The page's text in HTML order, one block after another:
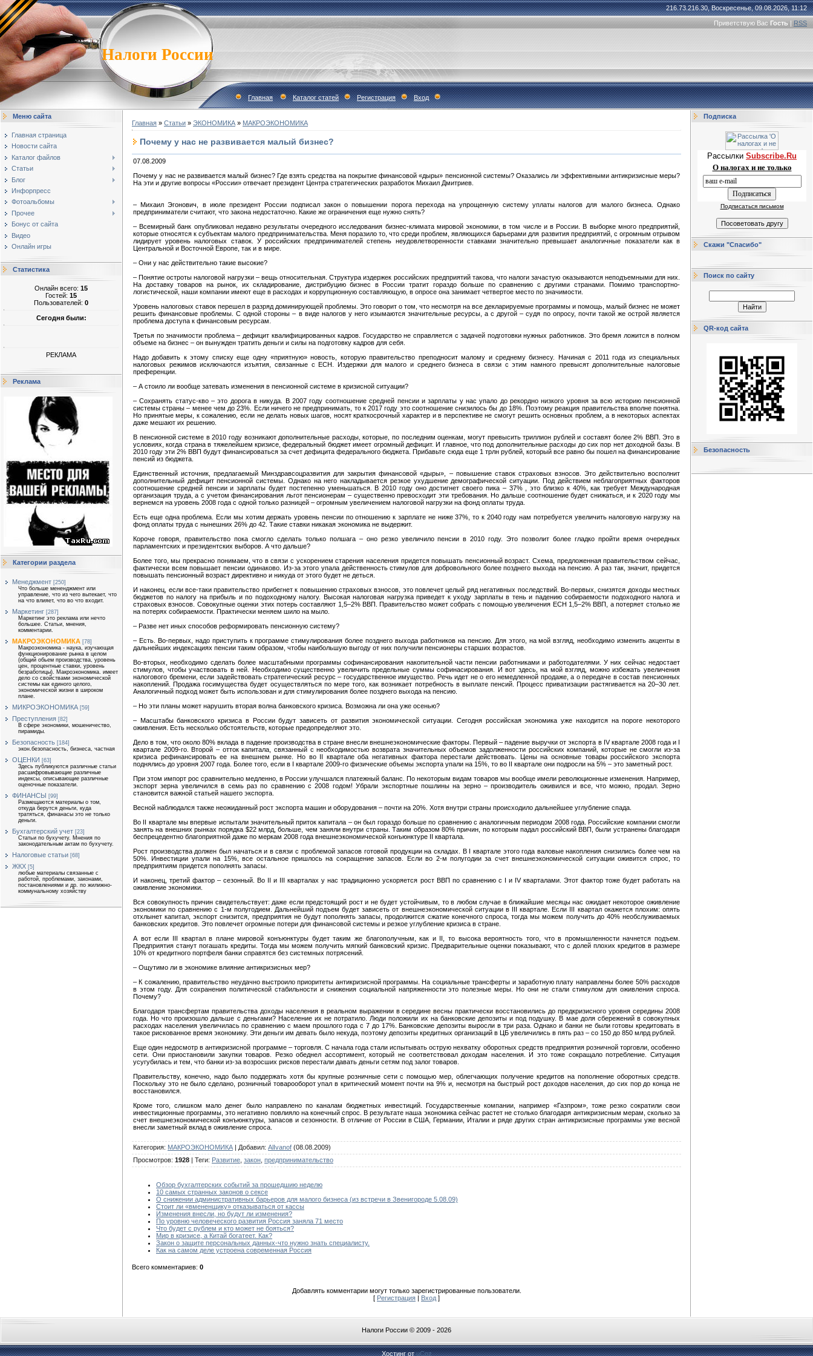
Налоги России
216.73.216.30, Воскресенье, 09.08.2026, 11:12
Приветствую Вас Гость | RSS
Главная Каталог статей Регистрация Вход
Меню сайта
Главная страница
Новости сайта
Каталог файлов
Статьи
Блог
Инфорпресс
Фотоальбомы
Прочее
Бонус от сайта
Видео
Онлайн игры
Статистика
Онлайн всего: 15
Гостей: 15
Пользователей: 0
Сегодня были:
РЕКЛАМА
Реклама
Категории раздела
Менеджмент [250]
Что больше мененджмент или
управление, что из чего вытекает, что
на что влияет, что во что входит.
Маркетинг [287]
Маркетинг это реклама или нечто
большее. Статьи, мнения,
комментарии.
МАКРОЭКОНОМИКА [78]
Макроэкономика - наука, изучающая
функционирование рынка в целом
(общий обьем производства, уровень
цен, процентные ставки, уровень
безработицы). Макроэкономика. имеет
дело со свойствами экономической
системы как единого целого,
экономической жизни в широком
плане.
МИКРОЭКОНОМИКА [59]
Преступления [82]
В сфере экономики, мошеничество,
пирамиды.
Безопасность [184]
экон.безопасность, бизнеса, частная
ОЦЕНКИ [63]
Здесь публикуются различные статьи
расшифровывающие различные
индексы, описывающие различные
оценочные показатели.
ФИНАНСЫ [99]
Размещаются материалы о том,
откуда берутся деньги, куда
тратяться, финанасы это не только
деньги.
Бухгалтерский учет [23]
Статьи по бухучету. Мнения по
законодательным актам по бухучету.
Налоговые статьи [68]
ЖКХ [5]
любые материалы связанные с
работой, проблемами, законами,
постановлениями и др. по жилижно-
коммунальному хозяйству
Главная » Статьи » ЭКОНОМИКА » МАКРОЭКОНОМИКА
Почему у нас не развивается малый бизнес?
07.08.2009
Почему у нас не развивается малый бизнес? Где взять средства на покрытие финансовой «дыры» пенсионной системы? Оказались ли эффективными антикризисные меры?
На эти и другие вопросы «России» отвечает президент Центра стратегических разработок Михаил Дмитриев.
– Михаил Эгонович, в июле президент России подписал закон о повышении порога перехода на упрощенную систему уплаты налогов для малого бизнеса. Однако
предприниматели считают, что закона недостаточно. Какие же ограничения еще нужно снять?
– Всемирный банк опубликовал недавно результаты очередного исследования бизнес-климата мировой экономики, в том числе и в России. В выборке много предприятий,
которые относятся к субъектам малого предпринимательства. Меня поразило то, что среди проблем, являющихся барьерами для развития предприятий, с огромным отрывом
лидирует уровень налоговых ставок. У российских предпринимателей степень неудовлетворенности ставками значительно превышает аналогичные показатели как в
Центральной и Восточной Европе, так и в мире.
– Они у нас действительно такие высокие?
– Понятие остроты налоговой нагрузки – вещь относительная. Структура издержек российских предприятий такова, что налоги зачастую оказываются неподъемными для них.
На доставку товаров на рынок, их складирование, дистрибуцию бизнес в России тратит гораздо больше по сравнению с другими странами. Помимо транспортно-
логистической, наши компании имеют еще в расходах и коррупционную составляющую, в опросе она занимает четвертое место по значимости.
Уровень налоговых ставок перешел в разряд доминирующей проблемы. Это говорит о том, что несмотря на все декларируемые программы и помощь, малый бизнес не может
решить финансовые проблемы. С одной стороны – в виде налогов у него изымаются значительные ресурсы, а с другой – судя по опросу, почти такой же острой является
проблема доступа к финансовым ресурсам.
Третья по значимости проблема – дефицит квалифицированных кадров. Государство не справляется с задачей подготовки нужных работников. Это бремя ложится в полном
объеме на бизнес – он вынужден тратить деньги и силы на подготовку кадров для себя.
Надо добавить к этому списку еще одну «приятную» новость, которую правительство преподносит малому и среднему бизнесу. Начиная с 2011 года из специальных
налоговых режимов исключаются изъятия, связанные с ЕСН. Издержки для малого и среднего бизнеса в связи с этим намного превысят дополнительные налоговые
преференции.
– А стоило ли вообще затевать изменения в пенсионной системе в кризисной ситуации?
– Сохранять статус-кво – это дорога в никуда. В 2007 году соотношение средней пенсии и зарплаты у нас упало до рекордно низкого уровня за всю историю пенсионной
системы страны – менее чем до 23%. Если ничего не предпринимать, то к 2017 году это соотношение снизилось бы до 18%. Поэтому реакция правительства вполне понятна.
Но принятые меры, к сожалению, если не делать новых шагов, носят краткосрочный характер и в перспективе не смогут решить основных проблем, а в некоторых аспектах
даже мешают их решению.
В пенсионной системе в 2010 году возникают дополнительные расходы, которые, по последним оценкам, могут превысить триллион рублей и составят более 2% ВВП. Это в
условиях, когда страна в тяжелейшем кризисе, федеральный бюджет имеет огромный дефицит. И главное, что под дополнительные расходы до сих пор нет доходной базы. В
2010 году эти 2% ВВП будут финансироваться за счет дефицита федерального бюджета. Прибавьте сюда еще 1 трлн рублей, который все равно бы пошел на финансирование
пенсий из бюджета.
Единственный источник, предлагаемый Минздравсоцразвития для закрытия финансовой «дыры», – повышение ставок страховых взносов. Это действительно восполнит
дополнительный дефицит пенсионной системы. Однако на него накладывается резкое ухудшение демографической ситуации. Под действием неблагоприятных факторов
соотношение средней пенсии и зарплаты будет постепенно уменьшаться. В 2010 году оно достигнет своего пика – 37% , это близко к 40%, как требует Международная
организация труда, а с учетом финансирования льгот пенсионерам – существенно превосходит эти требования. Но дальше соотношение будет снижаться, и к 2020 году мы
вернемся на уровень 2008 года с одной только разницей – огромным увеличением налоговой нагрузки на фонд оплаты труда.
Есть еще одна проблема. Если мы хотим держать уровень пенсии по отношению к зарплате не ниже 37%, то к 2040 году нам потребуется увеличить налоговую нагрузку на
фонд оплаты труда с нынешних 26% до 42. Такие ставки никакая экономика не выдержит.
Короче говоря, правительство пока смогло сделать только полшага – оно резко увеличило пенсии в 2010 году. Это позволит более гладко пройти время очередных
парламентских и президентских выборов. А что дальше?
Более того, мы прекрасно понимаем, что в связи с ускорением старения населения придется повышать пенсионный возраст. Схема, предложенная правительством сейчас,
фактически всем повышает пенсии одинаково. Из-за этого упала действенность стимулов для добровольного более позднего выхода на пенсию. А раз так, значит, придется
повышать пенсионный возраст директивно и никуда от этого будет не деться.
И наконец, если все-таки правительство прибегнет к повышению страховых взносов, это повлечет целый ряд негативных последствий. Во-первых, снизятся доходы местных
бюджетов по налогу на прибыль и по подоходному налогу. Высокая налоговая нагрузка приведет к уходу зарплаты в тень и падению собираемости подоходного налога и
страховых взносов. Совокупные оценки этих потерь составляют 1,5–2% ВВП. Правительство может собрать с помощью увеличения ЕСН 1,5–2% ВВП, а потеряет столько же
на потерях собираемости. Практически меняем шило на мыло.
– Разве нет иных способов реформировать пенсионную систему?
– Есть. Во-первых, надо приступить к программе стимулирования более позднего выхода работников на пенсию. Для этого, на мой взгляд, необходимо изменить акценты в
дальнейших индексациях пенсии таким образом, чтобы наибольшую выгоду от них получили пенсионеры старших возрастов.
Во-вторых, необходимо сделать более масштабными программы софинансирования накопительной части пенсии работниками и работодателями. У них сейчас недостает
стимулов, чтобы участвовать в ней. Необходимо существенно увеличить предельные суммы софинасирования. И вот здесь, на мой взгляд, можно избежать увеличения
налогового бремени, если задействовать стратегический ресурс – государственное имущество. Речь идет не о его немедленной продаже, а о передаче в состав пенсионных
накоплений. Продажа госимущества будет осуществляться по мере того, как возникает потребность в выплате пенсий. Процесс приватизации растягивается на 20–30 лет.
Аналогичный подход может быть использован и для стимулирования более позднего выхода на пенсию.
– Но эти планы может нарушить вторая волна банковского кризиса. Возможна ли она уже осенью?
– Масштабы банковского кризиса в России будут зависеть от развития экономической ситуации. Сегодня российская экономика уже находится на пороге некоторого
оживления. Есть несколько обстоятельств, которые предопределяют это.
Дело в том, что около 80% вклада в падение производства в стране внесли внешнеэкономические факторы. Первый – падение выручки от экспорта в IV квартале 2008 года и I
квартале 2009-го. Второй – отток капитала, связанный с необходимостью возврата значительных объемов задолженности российских компаний, которые не смогли из-за
кризиса рефинансировать ее на внешнем рынке. Но во II квартале оба негативных фактора перестали действовать. Цены на основные товары российского экспорта
поднялись до уровня 2007 года. Более того, если в I квартале 2009-го физические объемы экспорта упали на 15%, то во II квартале они подросли на 5% – это заметный рост.
При этом импорт рос сравнительно медленно, в России улучшался платежный баланс. По некоторым видам товаров мы вообще имели революционные изменения. Например,
экспорт зерна увеличился в семь раз по сравнению с 2008 годом! Убрали экспортные пошлины на зерно – производитель оживился и все, что можно, продал. Зерно
становится важной статьей нашего экспорта.
Весной наблюдался также неожиданный рост экспорта машин и оборудования – почти на 20%. Хотя внутри страны происходило дальнейшее углубление спада.
Во II квартале мы впервые испытали значительный приток капитала – он был гораздо больше по сравнению с аналогичным периодом 2008 года. Российские компании смогли
занять на внешних рынках порядка $22 млрд, больше, чем заняли внутри страны. Таким образом 80% причин, по которым падал российский ВВП, были устранены благодаря
беспрецедентно благоприятной даже по меркам 2008 года внешнеэкономической конъюнктуре II квартала.
Рост производства должен был начаться и в связи с проблемой запасов готовой продукции на складах. В I квартале этого года валовые накопления снизились более чем на
50%. Инвестиции упали на 15%, все остальное пришлось на сокращение запасов. Если во 2-м полугодии за счет внешнеэкономической ситуации оживится спрос, то
предприятиям придется пополнять запасы.
И наконец, третий фактор – сезонный. Во II и III кварталах у нас традиционно ускоряется рост ВВП по сравнению с I и IV кварталами. Этот фактор тоже будет работать на
оживление экономики.
Вся совокупность причин свидетельствует: даже если предстоящий рост и не будет устойчивым, то в любом случае в ближайшие месяцы нас ожидает некоторое оживление
экономики по сравнению с 1-м полугодием. Дальнейший подъем будет зависеть от внешнеэкономической ситуации в III квартале. Если III квартал окажется плохим: опять
отхлынет капитал, экспорт снизится, предприятия не будут пополнять запасы, продолжится сжатие конечного спроса, тогда мы можем получить до 40% необслуживаемых
банковских кредитов. Это повлечет огромные потери для финансовой системы и резкое углубление кризиса в стране.
А вот если III квартал в плане мировой конъюнктуры будет таким же благополучным, как и II, то высока вероятность того, что в промышленности начнется подъем.
Предприятия станут погашать кредиты. Тогда мы можем получить мягкий банковский кризис. Предварительные оценки показывают, что с долей плохих кредитов в размере
10% от кредитного портфеля банки справятся без системных потрясений.
– Ощутимо ли в экономике влияние антикризисных мер?
– К сожалению, правительство неудачно выстроило приоритеты антикризисной программы. На социальные трансферты и заработную плату направлены более 50% расходов
в этом году. Для сохранения политической стабильности и снижения социальной напряженности это полезные меры. Но они не стали стимулом для оживления спроса.
Почему?
Благодаря трансфертам правительства доходы населения в реальном выражении в середине весны практически восстановились до предкризисного уровня середины 2008
года. Но что произошло дальше с деньгами? Население их не потратило. Люди положили их на банковские депозиты и под подушку. В мае доля сбережений в совокупных
расходах населения увеличилась по сравнению с маем прошлого года с 7 до 17%. Банковские депозиты выросли в три раза. Однако и банки не были готовы кредитовать в
такое рискованное время экономику. Эти деньги им девать было некуда, поэтому депозиты кредитных организаций в ЦБ увеличились в пять раз – со 150 до 850 млрд рублей.
Еще один недосмотр в антикризисной программе – торговля. С начала года стали испытывать острую нехватку оборотных средств предприятия розничной торговли, особенно
сети. Они приостановили закупки товаров. Резко обеднел ассортимент, который не соответствовал доходам населения. И это тоже сокращало потребление. Ситуация
усугубилась и тем, что банки из-за возросших рисков перестали давать деньги сетям под залог товаров.
Правительству, конечно, надо было поддержать хотя бы крупные розничные сети с помощью мер, облегчающих получение кредитов на пополнение оборотных средств.
Поскольку это не было сделано, розничный товарооборот упал в критический момент почти на 9% и, несмотря на быстрый рост доходов населения, до сих пор до конца не
восстановился.
Кроме того, слишком мало денег было направлено по каналам бюджетных инвестиций. Государственные компании, например «Газпром», тоже резко сократили свои
инвестиционные программы, это негативно повлияло на конечный спрос. В результате наша экономика сейчас растет не столько благодаря антикризисным мерам, сколько за
счет внешнеэкономической конъюнктуры, запасов и сезонности. В отличие от России в США, Германии, Италии и ряде других стран антикризисные программы уже весной
внесли заметный вклад в оживление спроса.
Категория: МАКРОЭКОНОМИКА | Добавил: AlIvanof (08.08.2009)
Просмотров: 1928 | Теги: Развитие закон предпринимательство
Обзор бухгалтерских событий за прошедшию неделю
10 самых странных законов о сексе
О снижении административных барьеров для малого бизнеса (из встречи в Звенигороде 5.08.09)
Стоит ли «вмененщику» отказываться от кассы
Изменения внесли, но будут ли изменения?
По уровню человеческого развития Россия заняла 71 место
Что будет с рублем и кто может не бояться?
Мир в кризисе, а Китай богатеет. Как?
Закон о защите персональных данных-что нужно знать специалисту.
Как на самом деле устроена современная Россия
Всего комментариев: 0
Добавлять комментарии могут только зарегистрированные пользователи.
[ Регистрация Вход ]
Подписка
Рассылки Subscribe.Ru
О налогах и не только
Подписаться письмом
Скажи "Спасибо"
Поиск по сайту
QR-код сайта
Безопасность
Налоги России © 2009 - 2026
Хостинг отuCoz